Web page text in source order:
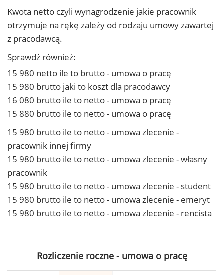
Kwota netto czyli wynagrodzenie jakie pracownik
otrzymuje na rękę zależy od rodzaju umowy zawartej
z pracodawcą.
Sprawdź również:
15 980 netto ile to brutto - umowa o pracę
15 980 brutto jaki to koszt dla pracodawcy
16 080 brutto ile to netto - umowa o pracę
15 880 brutto ile to netto - umowa o pracę
15 980 brutto ile to netto - umowa zlecenie -
pracownik innej firmy
15 980 brutto ile to netto - umowa zlecenie - własny
pracownik
15 980 brutto ile to netto - umowa zlecenie - student
15 980 brutto ile to netto - umowa zlecenie - emeryt
15 980 brutto ile to netto - umowa zlecenie - rencista
Rozliczenie roczne - umowa o pracę